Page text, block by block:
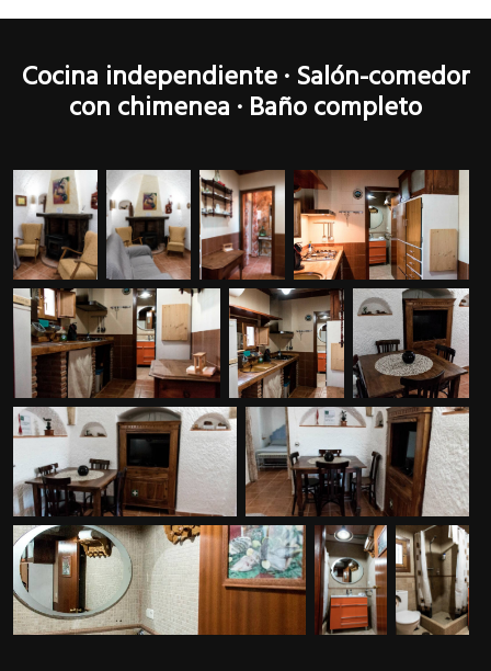
Cocina independiente · Salón-comedor
con chimenea · Baño completo